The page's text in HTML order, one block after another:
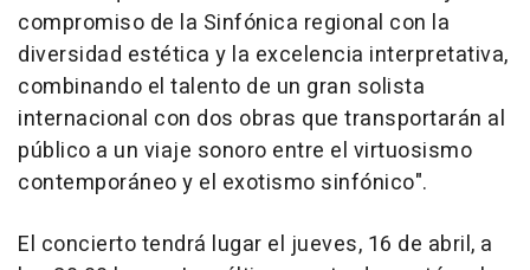
compromiso de la Sinfónica regional con la
diversidad estética y la excelencia interpretativa,
combinando el talento de un gran solista
internacional con dos obras que transportarán al
público a un viaje sonoro entre el virtuosismo
contemporáneo y el exotismo sinfónico".
El concierto tendrá lugar el jueves, 16 de abril, a